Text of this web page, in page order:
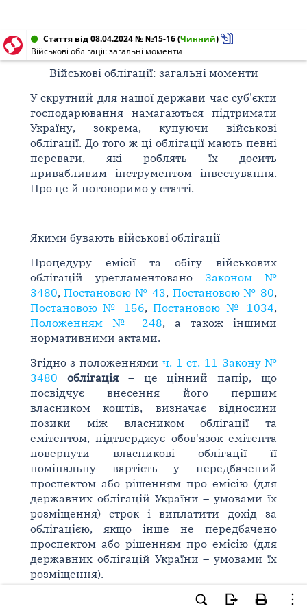
Стаття від 08.04.2024 № №15-16(Чинний)
Військові облігації: загальні моменти
Військові облігації: загальні моменти
У скрутний для нашої держави час суб'єкти
господарювання намагаються підтримати
Україну, зокрема, купуючи військові
облігації. До того ж ці облігації мають певні
переваги, які роблять їх досить
привабливим інструментом інвестування.
Про це й поговоримо у статті.
Якими бувають військові облігації
Процедуру емісії та обігу військових
облігацій урегламентовано Законом №
3480,Постановою № 43, Постановою № 80,
Постановою № 156,Постановою № 1034,
Положенням № 248, а також іншими
нормативними актами.
Згідно з положеннями ч. 1 ст. 11 Закону №
3480
облігація– це цінний папір, що
посвідчує внесення його першим
власником коштів, визначає відносини
позики між власником облігації та
емітентом, підтверджує обов'язок емітента
повернути власникові облігації її
номінальну вартість у передбачений
проспектом або рішенням про емісію (для
державних облігацій України – умовами їх
розміщення) строк і виплатити дохід за
облігацією, якщо інше не передбачено
проспектом або рішенням про емісію (для
державних облігацій України – умовами їх
розміщення).
Облігації внутрішньої державної позики